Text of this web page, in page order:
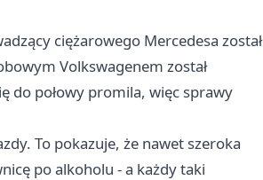
ciężarowego Mercedesa został
Volkswagenem został
do połowy promila, więc sprawy
To pokazuje, że nawet szeroka
po alkoholu - a każdy taki